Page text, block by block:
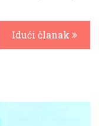
Idući članak